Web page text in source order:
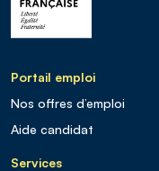
Portail emploi
Nos offres d’emploi
Aide candidat
Services